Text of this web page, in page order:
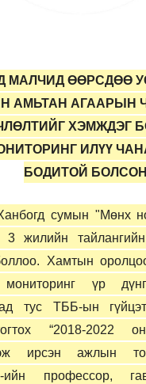
МАЛЧИД ӨӨРСДӨӨ
АМЬТАН АГААРЫН
ХЭМЖДЭГ
ИЛҮҮ
БОДИТОЙ БОЛСОН
сумын "Мөнх
жилийн
Хамтын
үр
тус ТББ-ын
“2018-2022
ирсэн ажлын
ийн профессор,